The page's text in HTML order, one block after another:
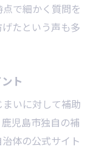
で細かく質問を
たという声も多
ト
いに対して補助
児島市独自の補
体の公式サイト